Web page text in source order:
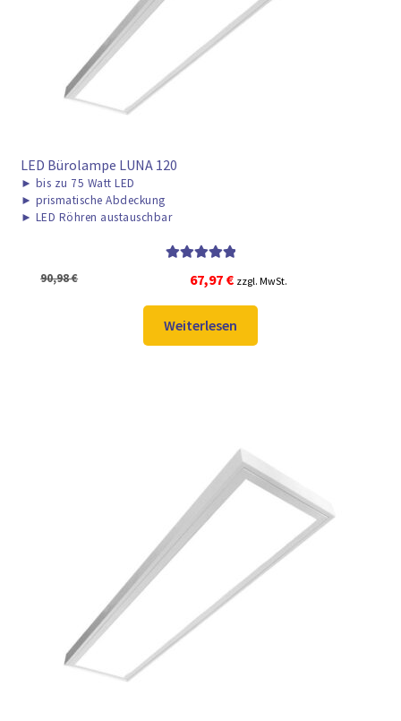
► VERSANDARTEN
LED Bürolampe LUNA 120
► bis zu 75 Watt LED
► prismatische Abdeckung
► LED Röhren austauschbar
von 5
90,98€
Ursprünglicher
Preis
war:
90,98 €
67,97 €Aktueller
Preis
ist:
67,97 €.
zzgl. MwSt.
Weiterlesen